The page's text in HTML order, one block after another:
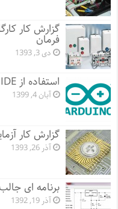
گزارش کار
فرمان
دی 3, 1393
استفاده از IDE آردوینو
آبان 4, 1399
گزارش کار
آذر 26, 1393
برنامه ای
آذر 19, 1392